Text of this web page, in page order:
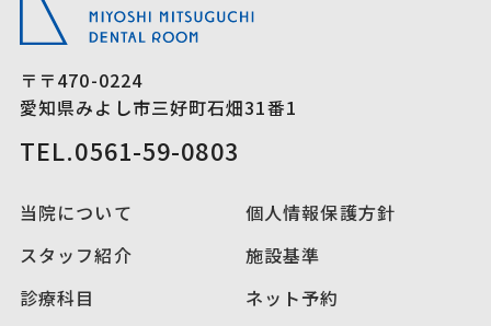
〒〒470-0224
愛知県みよし市三好町石畑31番1
TEL.0561-59-0803
当院について
スタッフ紹介
診療科目
個人情報保護方針
施設基準
ネット予約